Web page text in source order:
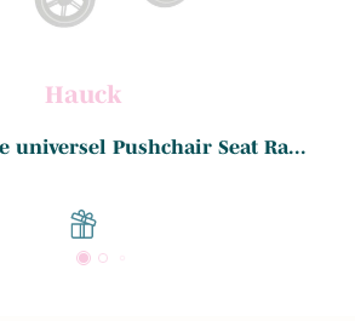
Hauck
universel Pushchair Seat Ra...